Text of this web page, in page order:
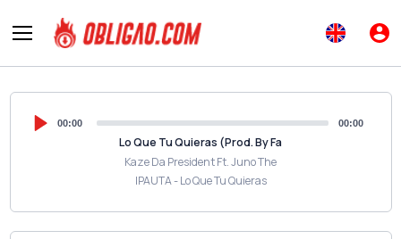
00:00 00:00
Lo Que Tu Quieras (Prod. By Fa
Kaze Da President Ft. Juno The
IPAUTA - Lo Que Tu Quieras